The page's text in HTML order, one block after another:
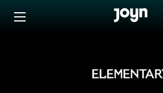
Zum Inhalt springen